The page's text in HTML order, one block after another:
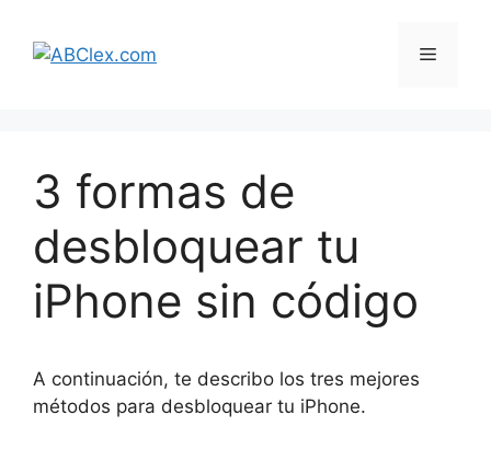
contenido
Menú
3 formas de
desbloquear tu
iPhone sin código
A continuación, te describo los tres mejores
métodos para desbloquear tu iPhone.